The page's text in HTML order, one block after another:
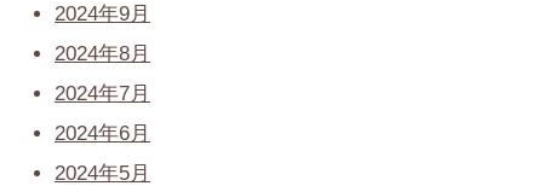
2024年9月
2024年8月
2024年7月
2024年6月
2024年5月